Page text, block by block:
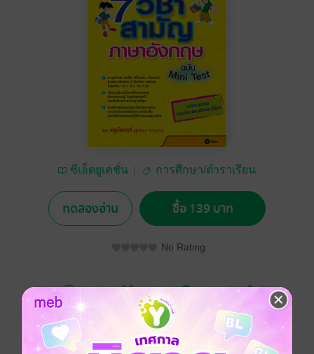
ซีเอ็ดยูเคชั่น การศึกษา/ตำราเรียน
ทดลองอ่าน ซื้อ 139 บาท
No Rating
อยากได้ ซื้อเป็นของขวัญ ติดตาม